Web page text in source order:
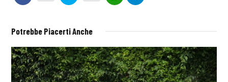
Potrebbe Piacerti Anche